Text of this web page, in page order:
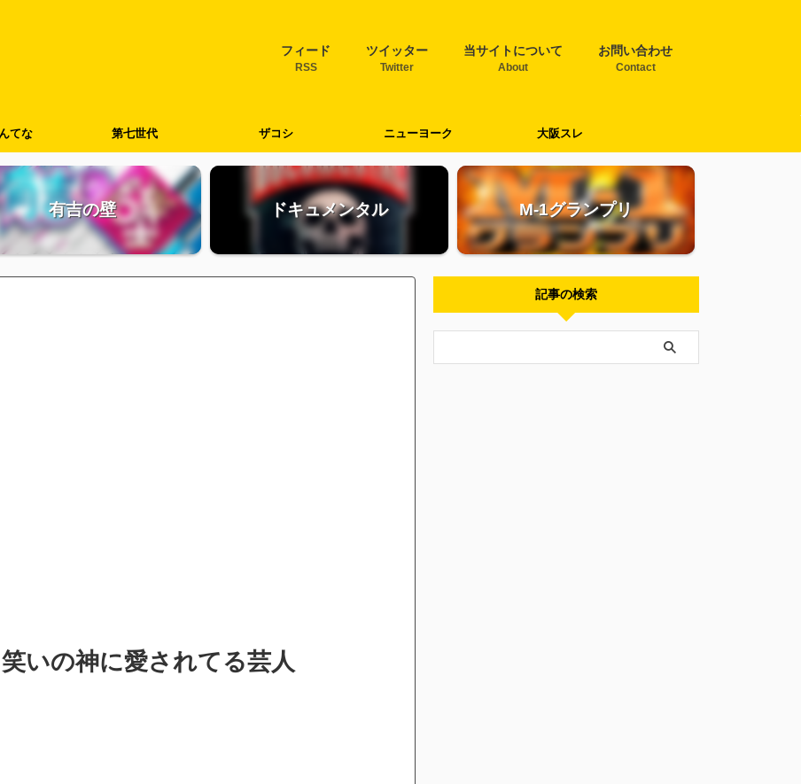
フィード
RSS
ツイッター
Twitter
当サイトについて
About
お問い合わせ
Contact
てな 第七世代 ザコシ ニューヨーク 大阪スレ
有吉の壁 ドキュメンタル M-1グランプリ
いの神に愛されてる芸人
記事の検索